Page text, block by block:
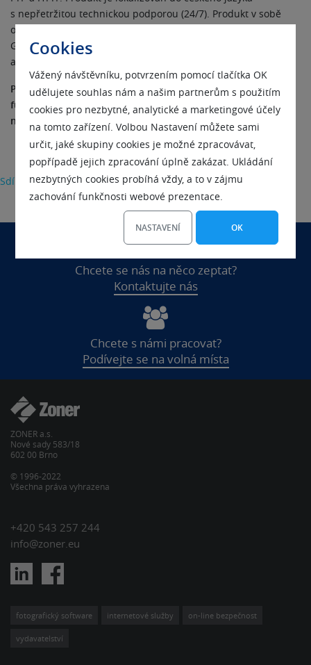
Cookies
Vážený návštěvníku, potvrzením pomocí tlačítka OK
udělujete souhlas nám a našim partnerům s použitím
cookies pro nezbytné, analytické a marketingové účely
na tomto zařízení. Volbou Nastavení můžete sami
určit, jaké skupiny cookies je možné zpracovávat,
popřípadě jejich zpracování úplně zakázat. Ukládání
nezbytných cookies probíhá vždy, a to v zájmu
zachování funkčnosti webové prezentace.
NASTAVENÍ OK
s nepřetržitou technickou podporou (24/7). Produkt v sobě
obsahuje integrovaný Antispam a Antivirus a také kompletní
Groupware server s možností synchronizace s klientskou
aplikací MS Outlook.
Poslední verze Merak Mail Serveru 8.4 k vyzkoušení, plně
fuknční po dobu 30 dnů bez omezení je ke volně ke stažení
na
www.icewarp.cz
Sdílet
Chcete se nás na něco zeptat?
Kontaktujte nás
Chcete s námi pracovat?
Podívejte se na volná místa
ZONER a.s.
Nové sady 583/18
602 00 Brno
© 1996-2022
Všechna práva vyhrazena
+420 543 257 244
info@zoner.eu
fotografický software internetové služby on-line bezpečnost
vydavatelství